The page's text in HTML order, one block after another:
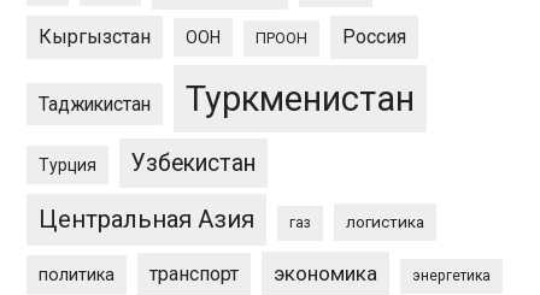
Кыргызстан ООН ПРООН Россия
Таджикистан Туркменистан
Турция Узбекистан
Центральная Азия газ логистика
политика транспорт экономика энергетика